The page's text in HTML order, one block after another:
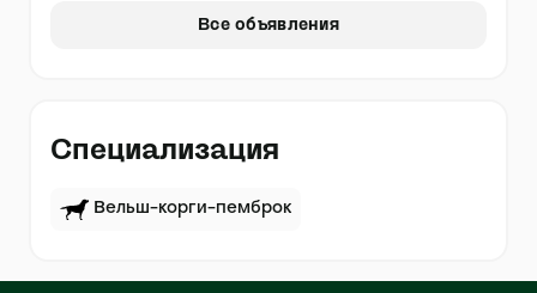
Все объявления
Специализация
Вельш-корги-пемброк